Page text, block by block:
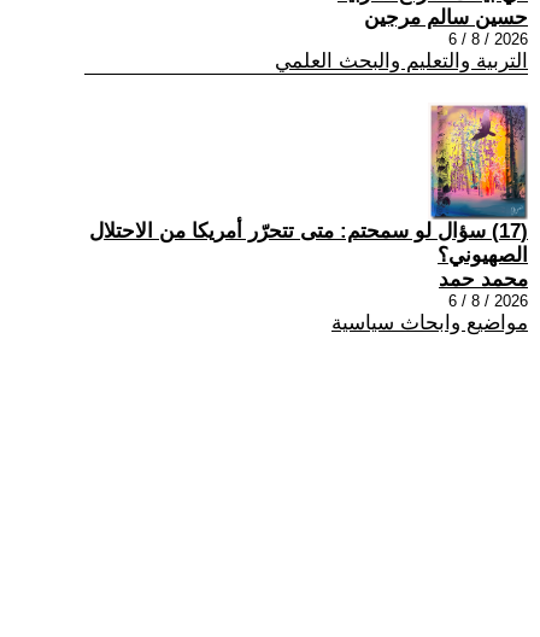
حسين سالم مرجين
2026 / 8 / 6
التربية والتعليم والبحث العلمي
(17) سؤال لو سمحتم: متى تتحرّر أمريكا من الاحتلال
الصهيوني؟
محمد حمد
2026 / 8 / 6
مواضيع وابحاث سياسية